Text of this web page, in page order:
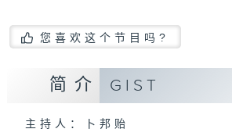
您喜欢这个节目吗?
简介 GIST
主持人：卜邦贻